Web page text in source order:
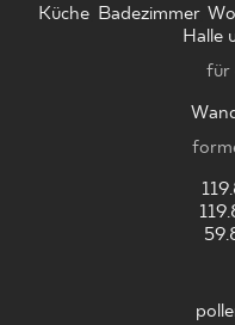
Küche Badezimmer,
Halle
für